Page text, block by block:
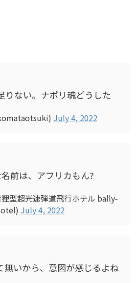
りない。ナポリ魂どうした
July 4, 2022
前は、アフリカもん?
型超光速弾道飛行ホテル bally-
July 4, 2022
無いから、意図が感じるよね